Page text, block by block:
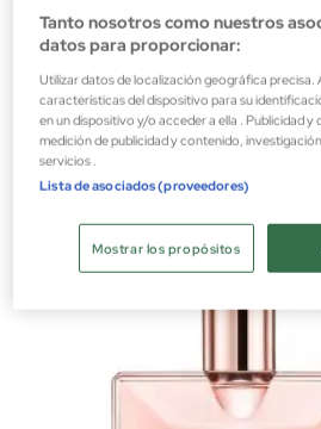
Lancôme
Perfumes de mujer
57,95 €
Tanto nosotros como nuestros
datos para proporcionar:
Utilizar datos de localización geográfica precisa.
características del dispositivo para su
en un dispositivo y/o acceder a ella . Publicidad
medición de publicidad y contenido,
servicios .
Lista de asociados (proveedores)
Mostrar los propósitos